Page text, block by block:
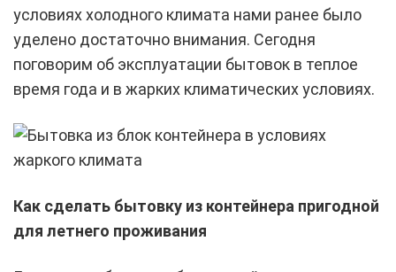
условиях холодного климата нами ранее было
уделено достаточно внимания. Сегодня
поговорим об эксплуатации бытовок в теплое
время года и в жарких климатических условиях.
Как сделать бытовку из контейнера пригодной
для летнего проживания